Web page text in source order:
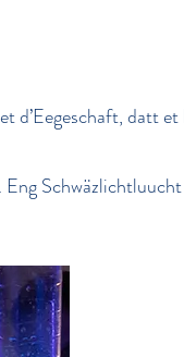
d’Eegeschaft, datt